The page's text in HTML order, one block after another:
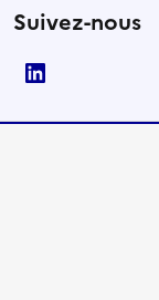
Suivez-nous